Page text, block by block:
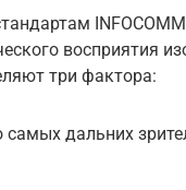
восприятия
три фактора:
самых дальних